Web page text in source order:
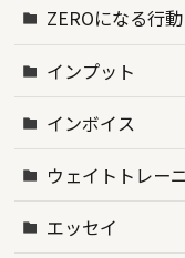
ZEROになる行動
インプット
インボイス
ウェイトトレー
エッセイ